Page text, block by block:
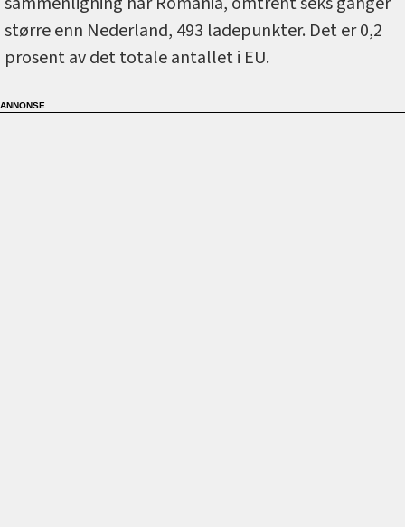
større enn Nederland, 493 ladepunkter. Det er 0,2
prosent av det totale antallet i EU.